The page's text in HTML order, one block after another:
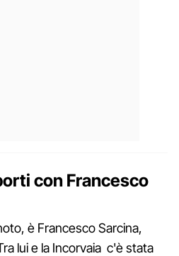
con Francesco
è Francesco Sarcina,
lui e la Incorvaia c'è stata